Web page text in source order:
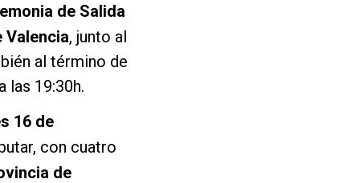
de Salida
Valencia, junto al
al término de
las 19:30h.
16 de
con cuatro
de